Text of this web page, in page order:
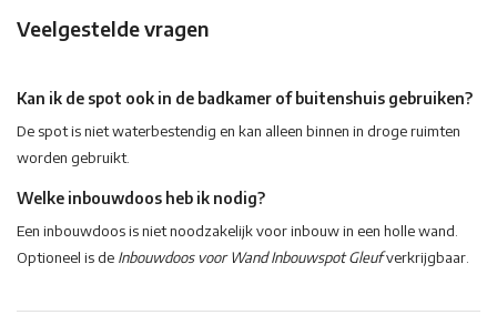
Veelgestelde vragen
Kan ik de spot ook in de badkamer of buitenshuis gebruiken?
De spot is niet waterbestendig en kan alleen binnen in droge ruimten
worden gebruikt.
Welke inbouwdoos heb ik nodig?
Een inbouwdoos is niet noodzakelijk voor inbouw in een holle wand.
Optioneel is de Inbouwdoos voor Wand Inbouwspot Gleufverkrijgbaar.